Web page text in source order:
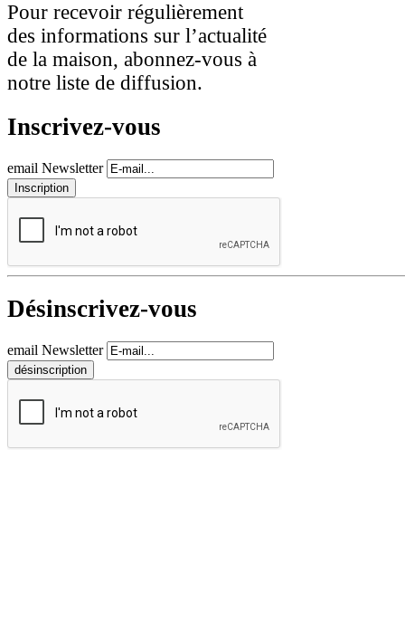
Pour recevoir régulièrement
des informations sur l’actualité
de la maison, abonnez-vous à
notre liste de diffusion.
Inscrivez-vous
email Newsletter
Désinscrivez-vous
email Newsletter